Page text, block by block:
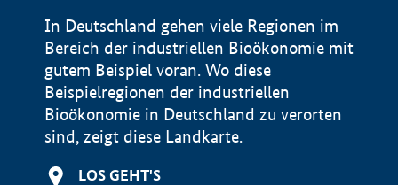
In Deutschland gehen viele Regionen im
Bereich der industriellen Bioökonomie mit
gutem Beispiel voran. Wo diese
Beispielregionen der industriellen
Bioökonomie in Deutschland zu verorten
sind, zeigt diese Landkarte.
LOS GEHT'S